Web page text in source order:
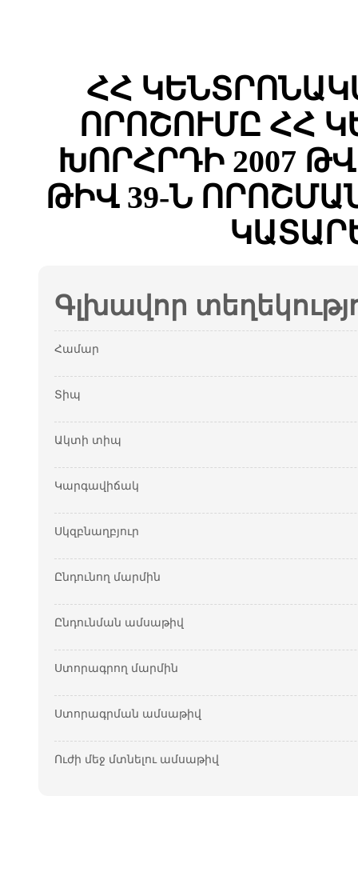
ՀՀ
ՈՐՈՇՈՒՄԸ ՀՀ
ԽՈՐՀՐԴԻ 2007
ԹԻՎ 39-Ն
Գլխավոր
Համար
Տիպ
Ակտի տիպ
Կարգավիճակ
Սկզբնաղբյուր
Ընդունող մարմին
Ընդունման ամսաթիվ
Ստորագրող մարմին
Ստորագրման ամսաթիվ
Ուժի մեջ մտնելու ամսաթիվ